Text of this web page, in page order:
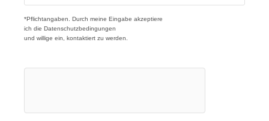
*Pflichtangaben. Durch meine Eingabe akzeptiere
ich die Datenschutzbedingungen
und willige ein, kontaktiert zu werden.